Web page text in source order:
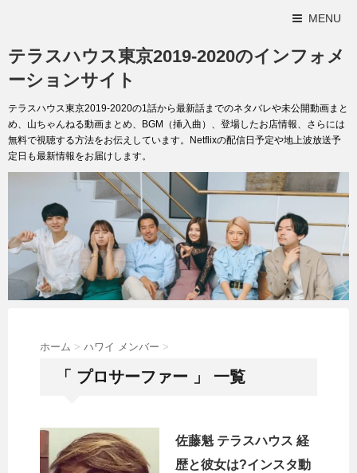
MENU
テラスハウス東京2019-2020のインフォメ
ーションサイト
テラスハウス東京2019-2020の1話から最新話までのネタバレや未公開動画まと
め、山ちゃんねる動画まとめ、BGM（挿入曲）、登場したお店情報、さらには
無料で視聴する方法をお伝えしています。Netflixの配信日予定や地上波放送予
定日も最新情報をお届けします。
ホーム > ハワイ メンバー >
「 プロサーファー 」 一覧
佐藤魁 テラスハウス 経
歴と彼女は?インスタ動